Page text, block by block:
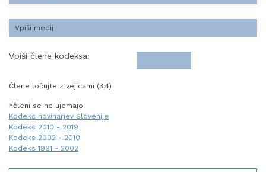
Vpiši člene kodeksa:
Člene ločujte z vejicami (3,4)
*členi se ne ujemajo
Kodeks novinarjev Slovenije
Kodeks 2010 - 2019
Kodeks 2002 - 2010
Kodeks 1991 - 2002